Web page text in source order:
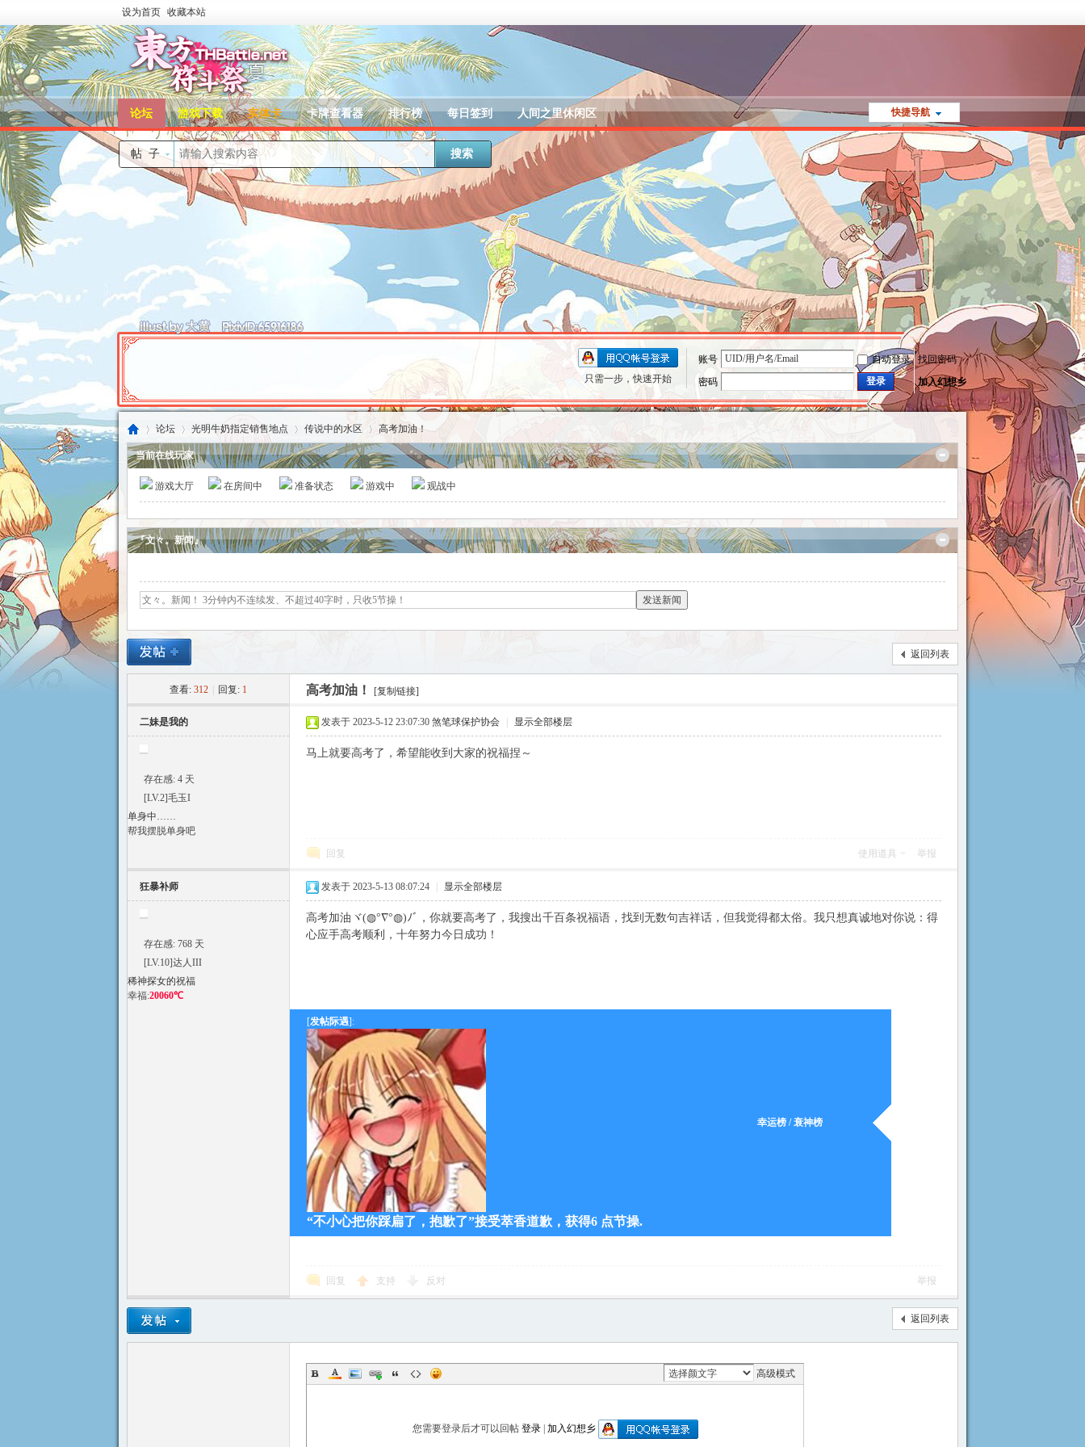
设为首页 收藏本站
账号 自动登录
找回密码
密码
登录 加入幻想乡
只需一步，快速开始
快捷导航
论坛 游戏下载 实体卡 卡牌查看器 排行榜 每日签到 人间之里休闲区
帖子 搜索
方
符
斗
官
论坛 光明牛奶指定销售地点 传说中的水区 高考加油！
当前在线玩家
游戏大厅 在房间中 准备状态 游戏中 观战中
『文々。新闻』
发送新闻
返回列表
查看: 312 回复: 1 高考加油！ [复制链接]
二妹是我的
存在感: 4 天
[LV.2]毛玉I
单身中……
帮我摆脱单身吧
发表于 2023-5-12 23:07:30 煞笔球保护协会 显示全部楼层
马上就要高考了，希望能收到大家的祝福捏～
回复 使用道具 举报
狂暴补师
存在感: 768 天
[LV.10]达人III
稀神探女的祝福
幸福:20060℃
发表于 2023-5-13 08:07:24 显示全部楼层
高考加油ヾ(◍°∇°◍)ﾉﾞ，你就要高考了，我搜出千百条祝福语，找到无数句吉祥话，但我觉得都太俗。我只想真诚地对你说：得
心应手高考顺利，十年努力今日成功！
[发帖际遇]:
“不小心把你踩扁了，抱歉了”接受萃香道歉，获得6 点节操.
幸运榜 / 衰神榜
回复 支持 反对 举报
返回列表
高级模式
您需要登录后才可以回帖 登录| 加入幻想乡